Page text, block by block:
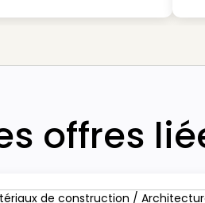
offres
de construction /